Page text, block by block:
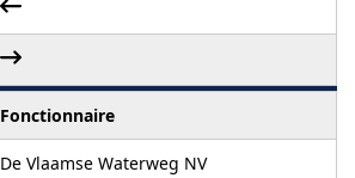
Fonctionnaire
De Vlaamse Waterweg NV